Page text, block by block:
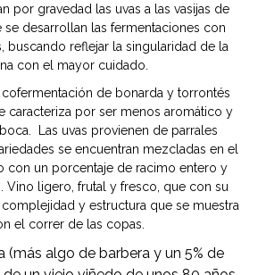
por gravedad las uvas a las vasijas de
desarrollan las fermentaciones con
buscando reflejar la singularidad de la
con el mayor cuidado.
de bonarda y torrontés
caracteriza por ser menos aromático y
Las uvas provienen de parrales
se encuentran mezcladas en el
con un porcentaje de racimo entero y
Vino ligero, frutal y fresco, que con su
y estructura que se muestra
el correr de las copas.
(más algo de barbera y un 5% de